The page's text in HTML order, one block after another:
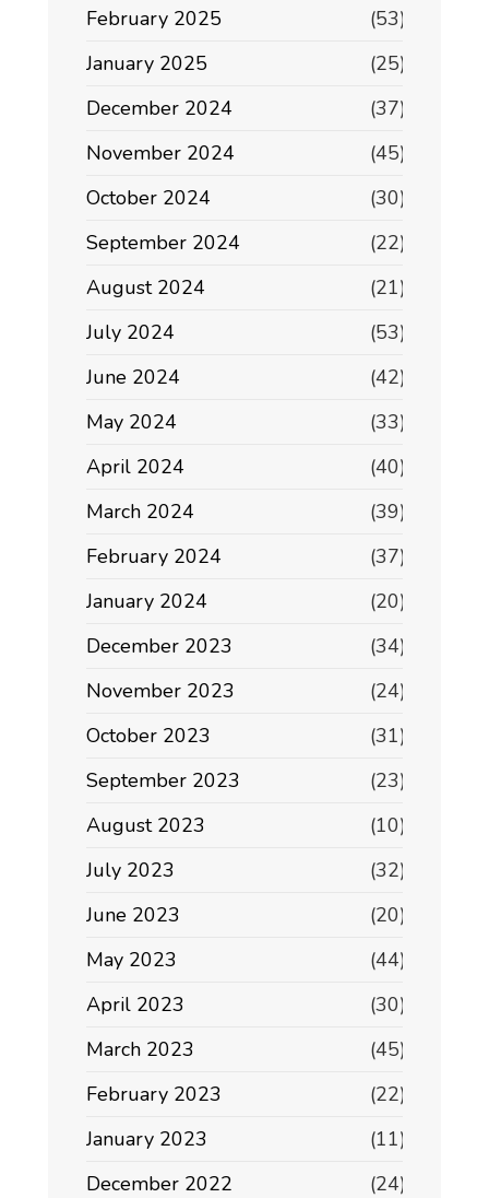
February 2025
(53)
January 2025
(25)
December 2024
(37)
November 2024
(45)
October 2024
(30)
September 2024
(22)
August 2024
(21)
July 2024
(53)
June 2024
(42)
May 2024
(33)
April 2024
(40)
March 2024
(39)
February 2024
(37)
January 2024
(20)
December 2023
(34)
November 2023
(24)
October 2023
(31)
September 2023
(23)
August 2023
(10)
July 2023
(32)
June 2023
(20)
May 2023
(44)
April 2023
(30)
March 2023
(45)
February 2023
(22)
January 2023
(11)
December 2022
(24)